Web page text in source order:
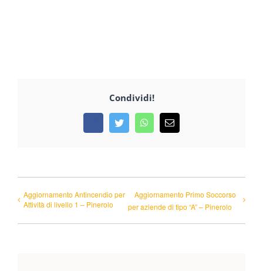
Condividi!
FacebookTwitterWhatsApp
Email
Aggiornamento Antincendio per
Attività di livello 1 – Pinerolo
Aggiornamento Primo Soccorso
per aziende di tipo “A” – Pinerolo